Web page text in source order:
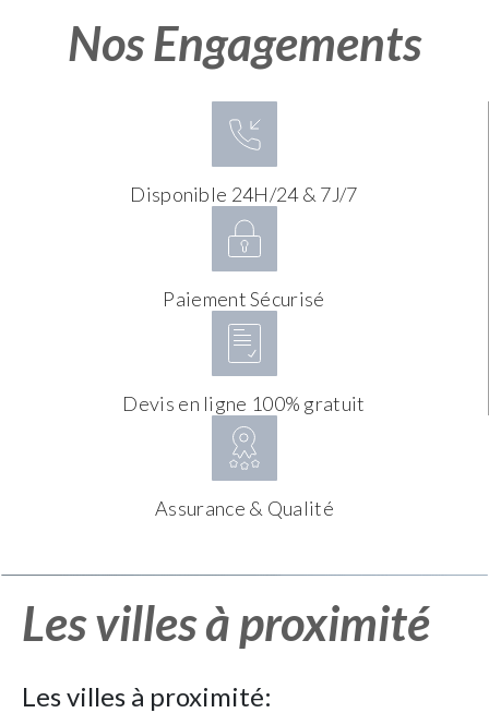
Nos Engagements
Disponible 24H/24 & 7J/7
Paiement Sécurisé
Devis en ligne 100% gratuit
Assurance & Qualité
Les villes à proximité
Les villes à proximité: